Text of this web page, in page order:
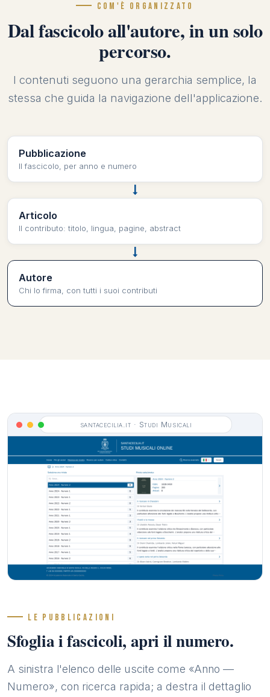
COM'È ORGANIZZATO
Dal fascicolo all'autore, in un solo
percorso.
I contenuti seguono una gerarchia semplice, la
stessa che guida la navigazione dell'applicazione.
Pubblicazione
Il fascicolo, per anno e numero
Articolo
Il contributo: titolo, lingua, pagine, abstract
Autore
Chi lo firma, con tutti i suoi contributi
santacecilia.it · Studi Musicali
LE PUBBLICAZIONI
Sfoglia i fascicoli, apri il numero.
A sinistra l'elenco delle uscite come «Anno —
Numero», con ricerca rapida; a destra il dettaglio